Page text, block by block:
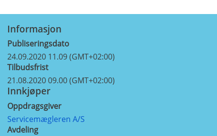
Informasjon
Publiseringsdato
24.09.2020 11.09 (GMT+02:00)
Tilbudsfrist
21.08.2020 09.00 (GMT+02:00)
Innkjøper
Oppdragsgiver
Servicemægleren A/S
Avdeling